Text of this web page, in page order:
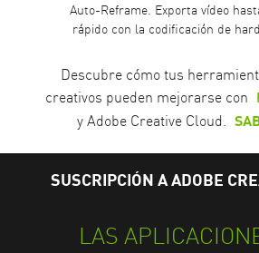
Auto-Reframe. Exporta vídeo
rápido con la codificación de
Descubre cómo tus
creativos pueden mejorarse con
y Adobe Creative Cloud.
SUSCRIPCIÓN A ADOBE
LAS